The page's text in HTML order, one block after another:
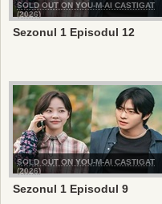
SOLD OUT ON YOU-M-AI CASTIGAT
(2026)
Sezonul 1 Episodul 12
SOLD OUT ON YOU-M-AI CASTIGAT
(2026)
Sezonul 1 Episodul 9